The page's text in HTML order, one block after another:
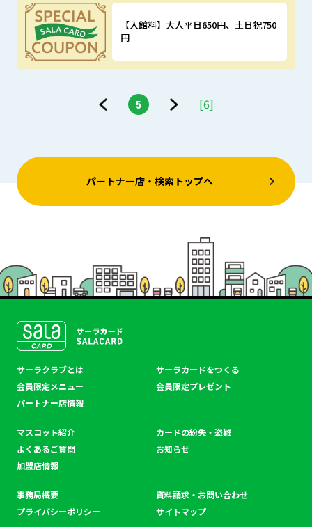
優待特典
【入館料】大人平日650円、土日祝750
円
5 [6]
パートナー店・検索トップへ
ブ
サーラクラブとは
サーラカードをつくる
会員限定メニュー
会員限定プレゼント
パートナー店情報
マスコット紹介
カードの紛失・盗難
よくあるご質問
お知らせ
加盟店情報
事務局概要
資料請求・お問い合わせ
プライバシーポリシー
サイトマップ